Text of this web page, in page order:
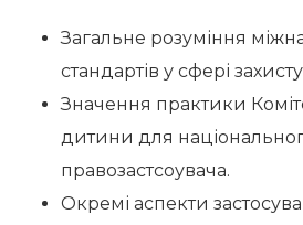
Загальне розуміння
стандартів у сфері
Значення практики
дитини для
правозастсоувача.
Окремі аспекти